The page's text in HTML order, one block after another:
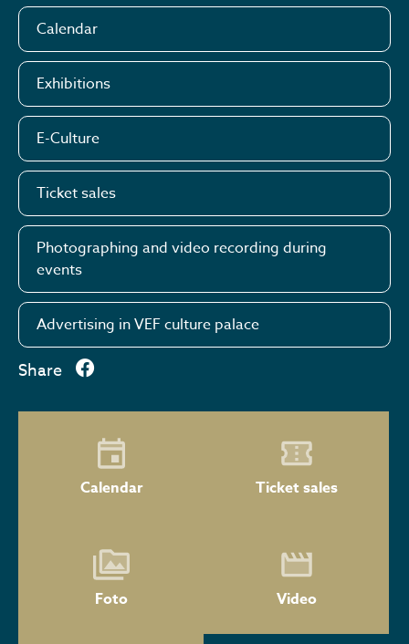
Calendar
Exhibitions
E-Culture
Ticket sales
Photographing and video recording during
events
Advertising in VEF culture palace
Share
Calendar Ticket sales
Foto Video